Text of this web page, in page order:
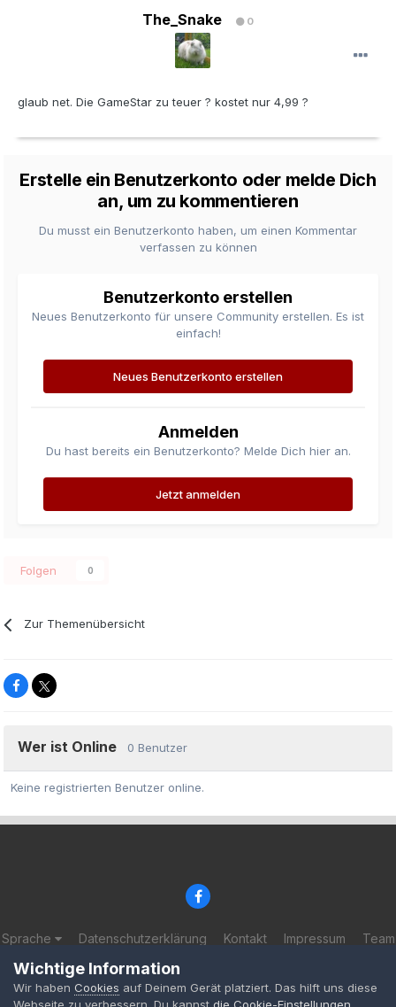
The_Snake 0
glaub net. Die GameStar zu teuer ? kostet nur 4,99 ?
Erstelle ein Benutzerkonto oder melde Dich
an, um zu kommentieren
Du musst ein Benutzerkonto haben, um einen Kommentar
verfassen zu können
Benutzerkonto erstellen
Neues Benutzerkonto für unsere Community erstellen. Es ist
einfach!
Neues Benutzerkonto erstellen
Anmelden
Du hast bereits ein Benutzerkonto? Melde Dich hier an.
Jetzt anmelden
Folgen 0
Zur Themenübersicht
Wer ist Online 0 Benutzer
Keine registrierten Benutzer online.
Sprache Datenschutzerklärung Kontakt Impressum Team
© 2002-2025 BF-Games.net
Powered by Invision Community
Wichtige Information
Wir haben Cookies auf Deinem Gerät platziert. Das hilft uns diese